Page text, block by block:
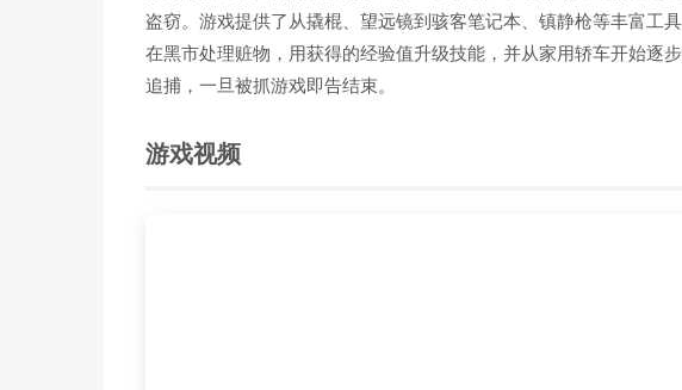
盗窃。游戏提供了从撬棍、望远镜到骇客笔记本、镇静枪等丰富工
在黑市处理赃物，用获得的经验值升级技能，并从家用轿车开始逐
追捕，一旦被抓游戏即告结束。
游戏视频